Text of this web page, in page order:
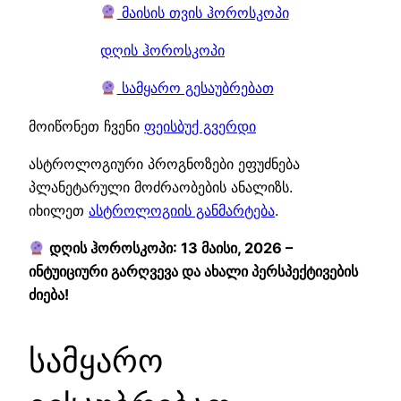
მაისის თვის ჰოროსკოპი
დღის ჰოროსკოპი
სამყარო გესაუბრებათ
მოიწონეთ ჩვენი ფეისბუქ გვერდი
ასტროლოგიური პროგნოზები ეფუძნება
პლანეტარული მოძრაობების ანალიზს.
იხილეთ ასტროლოგიის განმარტება.
დღის ჰოროსკოპი: 13 მაისი, 2026 –
ინტუიციური გარღვევა და ახალი პერსპექტივების
ძიება!
სამყარო